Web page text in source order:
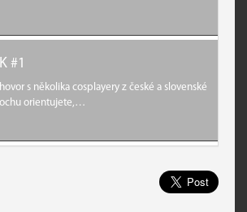
#1
s několika cosplayery z české a slovenské
orientujete,…